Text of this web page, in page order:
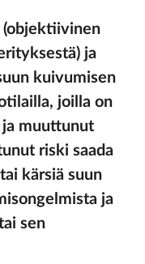
(objektiivinen
ja
kuivumisen
joilla on
muuttunut
riski saada
kärsiä suun
ja
sen